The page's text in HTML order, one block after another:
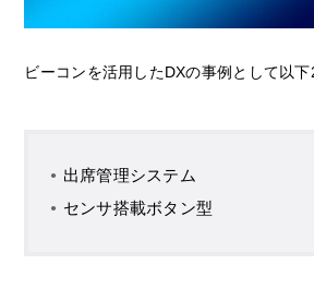
ビーコンを活用したDXの事例として以下
出席管理システム
センサ搭載ボタン型